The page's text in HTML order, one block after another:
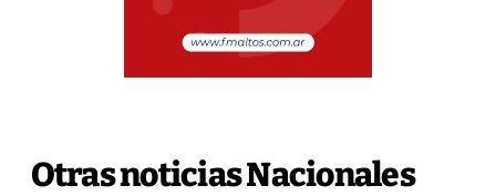
Otras noticias Nacionales